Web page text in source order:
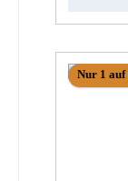
Nur 1